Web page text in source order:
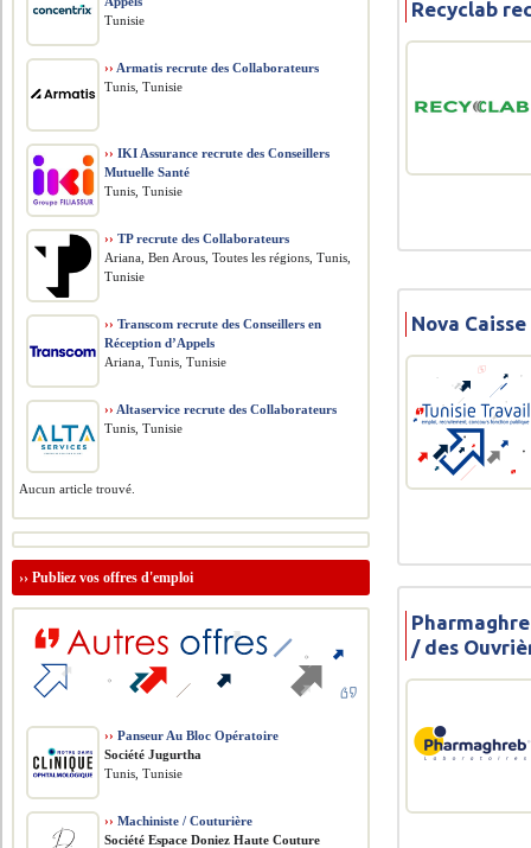
Recyclab
Nova
/ des
Tunisie
›› Armatis recrute des Collaborateurs
Tunis, Tunisie
›› IKI Assurance recrute des Conseillers
Mutuelle Santé
Tunis, Tunisie
›› TP recrute des Collaborateurs
Ariana, Ben Arous, Toutes les régions, Tunis,
Tunisie
›› Transcom recrute des Conseillers en
Réception d’Appels
Ariana, Tunis, Tunisie
›› Altaservice recrute des Collaborateurs
Tunis, Tunisie
Aucun article trouvé.
››Publiez vos offres d'emploi
›› Panseur Au Bloc Opératoire
Société Jugurtha
Tunis, Tunisie
›› Machiniste / Couturière
Société Espace Doniez Haute Couture